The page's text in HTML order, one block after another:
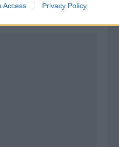
Access Privacy Policy